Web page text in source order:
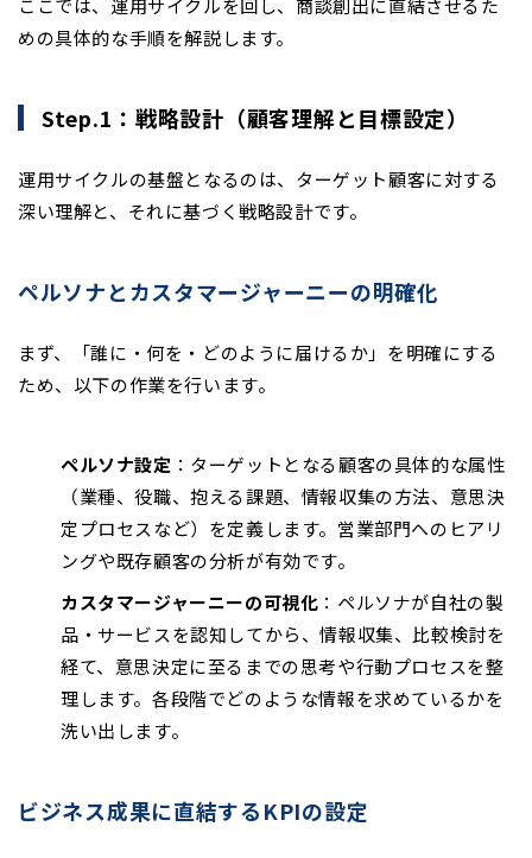
ここでは、運用サイクルを回し、商談創出に直結させるた
めの具体的な手順を解説します。
Step.1：戦略設計（顧客理解と目標設定）
運用サイクルの基盤となるのは、ターゲット顧客に対する
深い理解と、それに基づく戦略設計です。
ペルソナとカスタマージャーニーの明確化
まず、「誰に・何を・どのように届けるか」を明確にする
ため、以下の作業を行います。
ペルソナ設定 ：ターゲットとなる顧客の具体的な属性
（業種、役職、抱える課題、情報収集の方法、意思決
定プロセスなど）を定義します。営業部門へのヒアリ
ングや既存顧客の分析が有効です。
カスタマージャーニーの可視化 ：ペルソナが自社の製
品・サービスを認知してから、情報収集、比較検討を
経て、意思決定に至るまでの思考や行動プロセスを整
理します。各段階でどのような情報を求めているかを
洗い出します。
ビジネス成果に直結するKPIの設定